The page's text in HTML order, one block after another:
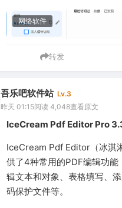
网络软件
转发
吾乐吧软件站 Lv.3
昨天 01:15阅读 4,048查看原文
IceCream Pdf Editor Pro
IceCream Pdf Editor（冰淇
供了4种常用的PDF编辑功
辑文本和对象、表格填写、
码保护文件等。